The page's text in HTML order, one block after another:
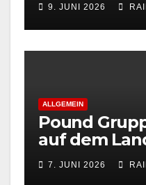
9. JUNI 2026
ALLGEMEIN
Pound
auf dem
7. JUNI 2026